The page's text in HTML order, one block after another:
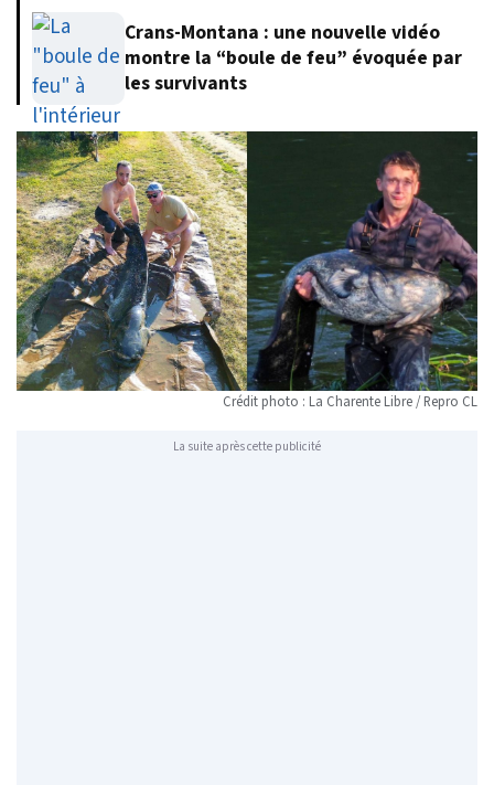
Crans-Montana : une nouvelle vidéo
montre la “boule de feu” évoquée par
les survivants
Crédit photo : La Charente Libre / Repro CL
La suite après cette publicité